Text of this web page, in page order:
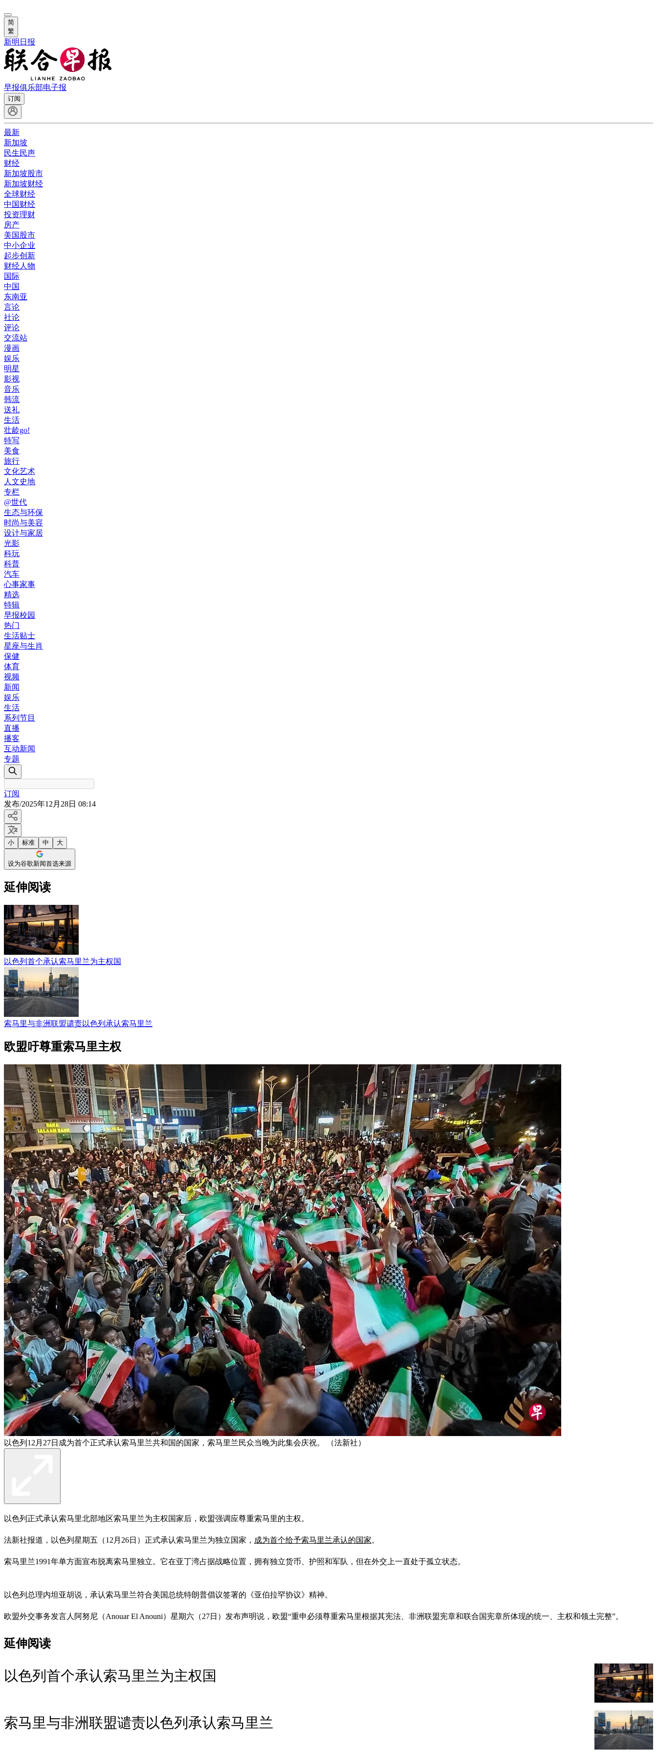
简
繁
新明日报
早报俱乐部电子报
订阅
最新
新加坡
民生民声
财经
新加坡股市
新加坡财经
全球财经
中国财经
投资理财
房产
美国股市
中小企业
起步创新
财经人物
国际
中国
东南亚
言论
社论
评论
交流站
漫画
娱乐
明星
影视
音乐
韩流
送礼
生活
壮龄go!
特写
美食
旅行
文化艺术
人文史地
专栏
@世代
生态与环保
时尚与美容
设计与家居
光影
科玩
科普
汽车
心事家事
精选
特辑
早报校园
热门
生活贴士
星座与生肖
保健
体育
视频
新闻
娱乐
生活
系列节目
直播
播客
互动新闻
专题
订阅
发布/2025年12月28日 08:14
小 标准 中 大
设为谷歌新闻首选来源
延伸阅读
以色列首个承认索马里兰为主权国
索马里与非洲联盟谴责以色列承认索马里兰
欧盟吁尊重索马里主权
以色列12月27日成为首个正式承认索马里兰共和国的国家，索马里兰民众当晚为此集会庆祝。 （法新社）
以色列正式承认索马里北部地区索马里兰为主权国家后，欧盟强调应尊重索马里的主权。
法新社报道，以色列星期五（12月26日）正式承认索马里兰为独立国家， 成为首个给予索马里兰承认的国家。
索马里兰1991年单方面宣布脱离索马里独立。它在亚丁湾占据战略位置，拥有独立货币、护照和军队，但在外交上一直处于孤立状态。
以色列总理内坦亚胡说，承认索马里兰符合美国总统特朗普倡议签署的《亚伯拉罕协议》精神。
欧盟外交事务发言人阿努尼（Anouar El Anouni）星期六（27日）发布声明说，欧盟“重申必须尊重索马里根据其宪法、非洲联盟宪章和联合国宪章所体现的统一、主权和领土完整”。
延伸阅读
以色列首个承认索马里兰为主权国
索马里与非洲联盟谴责以色列承认索马里兰